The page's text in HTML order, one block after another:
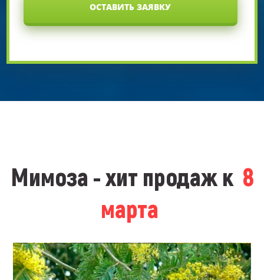
ОСТАВИТЬ ЗАЯВКУ
Мимоза - хит продаж к 8
марта